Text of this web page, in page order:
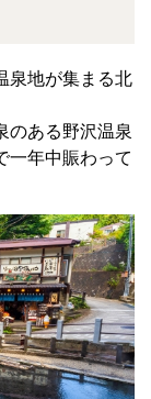
泉地が集まる北
のある野沢温泉
一年中賑わって